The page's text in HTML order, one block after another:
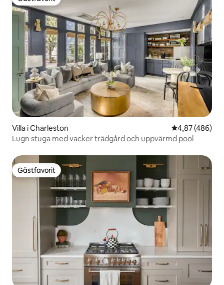
Gästfavorit
Villa i Charleston 4,87 av 5 i
4,87 (486)
Lugn stuga med vacker trädgård och uppvärmd pool
Gästfavorit
Gästfavorit